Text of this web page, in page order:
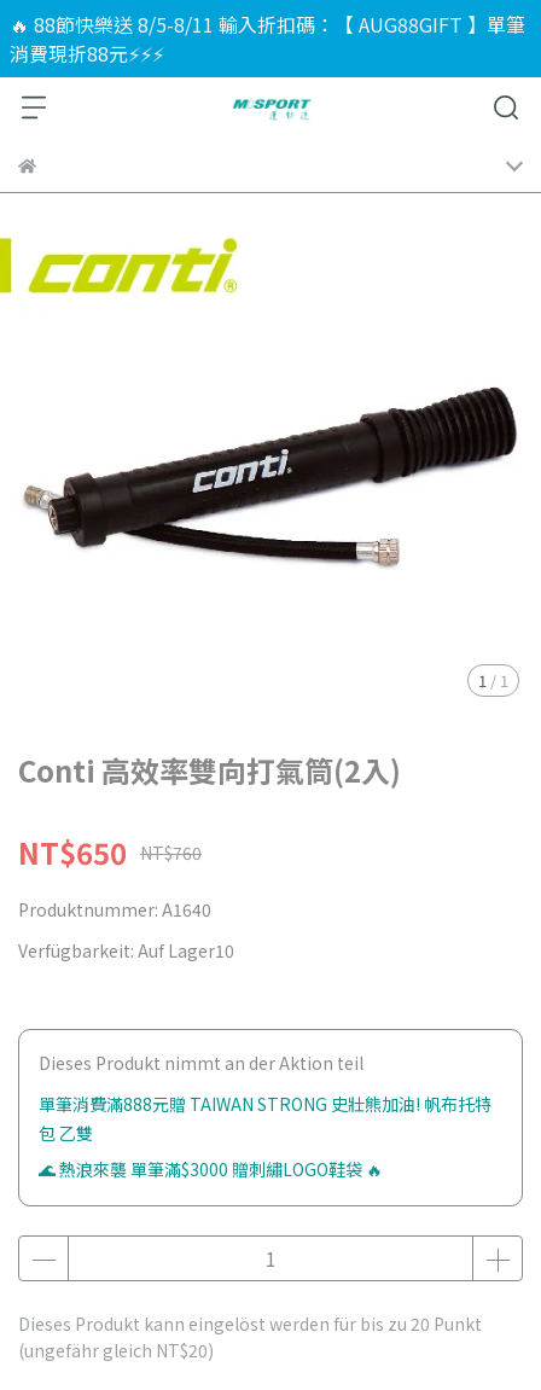
🔥 88節快樂送 8/5-8/11 輸入折扣碼：【 AUG88GIFT 】單筆
消費現折88元⚡⚡⚡
1 / 1
Conti 高效率雙向打氣筒(2入)
NT$650 NT$760
Produktnummer: A1640
Verfügbarkeit: Auf Lager10
Dieses Produkt nimmt an der Aktion teil
單筆消費滿888元贈 TAIWAN STRONG 史壯熊加油! 帆布托特
包 乙雙
🌊 熱浪來襲 單筆滿$3000 贈刺繡LOGO鞋袋 🔥
Dieses Produkt kann eingelöst werden für bis zu 20 Punkt
(ungefähr gleich NT$20)